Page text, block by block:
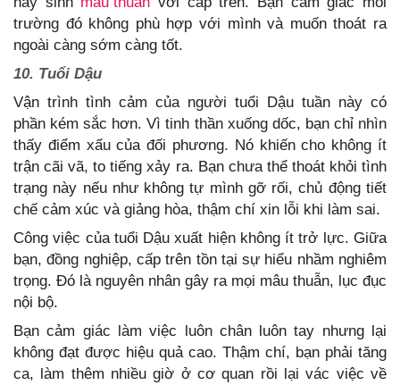
trường đó không phù hợp với mình và muốn thoát ra
ngoài càng sớm càng tốt.
10. Tuổi Dậu
Vận trình tình cảm của người tuổi Dậu tuần này có
phần kém sắc hơn. Vì tinh thần xuống dốc, bạn chỉ nhìn
thấy điểm xấu của đối phương. Nó khiến cho không ít
trận cãi vã, to tiếng xảy ra. Bạn chưa thể thoát khỏi tình
trạng này nếu như không tự mình gỡ rối, chủ động tiết
chế cảm xúc và giảng hòa, thậm chí xin lỗi khi làm sai.
Công việc của tuổi Dậu xuất hiện không ít trở lực. Giữa
bạn, đồng nghiệp, cấp trên tồn tại sự hiểu nhầm nghiêm
trọng. Đó là nguyên nhân gây ra mọi mâu thuẫn, lục đục
nội bộ.
Bạn cảm giác làm việc luôn chân luôn tay nhưng lại
không đạt được hiệu quả cao. Thậm chí, bạn phải tăng
ca, làm thêm nhiều giờ ở cơ quan rồi lại vác việc về